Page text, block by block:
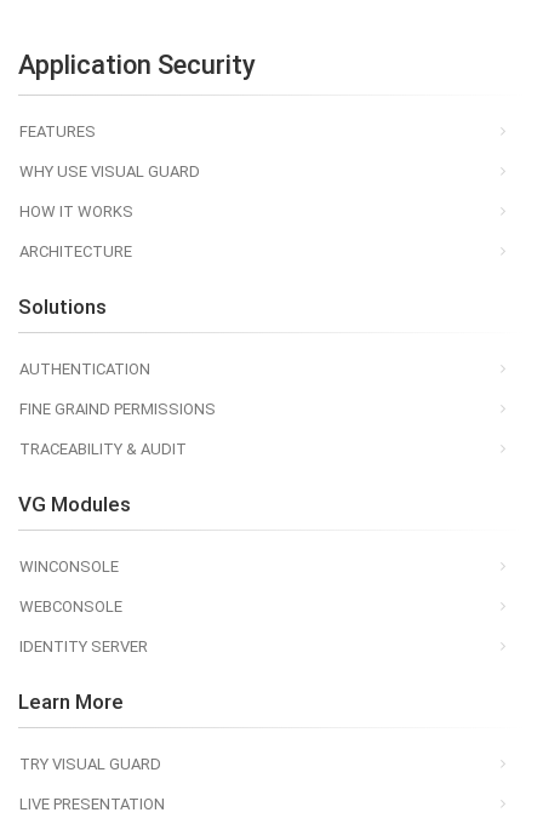
Application Security
FEATURES
WHY USE VISUAL GUARD
HOW IT WORKS
ARCHITECTURE
Solutions
AUTHENTICATION
FINE GRAIND PERMISSIONS
TRACEABILITY & AUDIT
VG Modules
WINCONSOLE
WEBCONSOLE
IDENTITY SERVER
Learn More
TRY VISUAL GUARD
LIVE PRESENTATION